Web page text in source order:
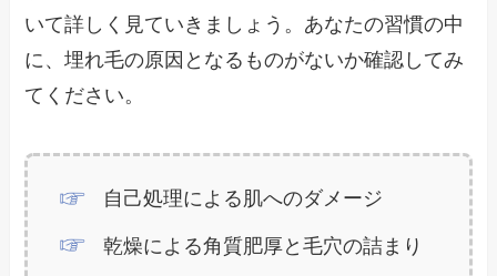
いて詳しく見ていきましょう。あなたの習慣の中
に、埋れ毛の原因となるものがないか確認してみ
てください。
自己処理による肌へのダメージ
乾燥による角質肥厚と毛穴の詰まり